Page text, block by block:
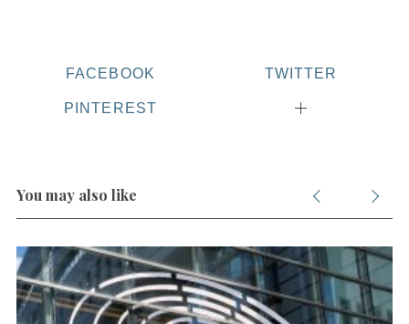
FACEBOOK TWITTER
PINTEREST
You may also like
S
e
a